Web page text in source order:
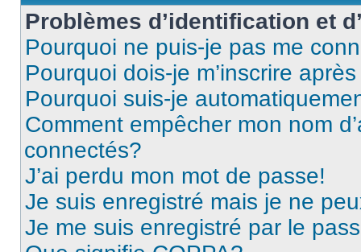
Problèmes d’identification et
Pourquoi ne puis-je pas me
Pourquoi dois-je m’inscrire
Pourquoi suis-je
Comment empêcher mon nom
connectés?
J’ai perdu mon mot de passe!
Je suis enregistré mais je ne
Je me suis enregistré par le